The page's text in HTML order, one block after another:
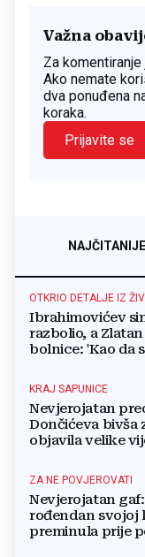
Važna
Za
Ako nemate
dva ponuđena
koraka.
Prijavite se
NAJČITANIJE
OTKRIO DETALJE IZ
Ibrahimovićev
razbolio, a
bolnice: 'Kao da
KRAJ SAPUNICE
Nevjerojatan
Dončićeva bivša
objavila velike
ZA NE POVJEROVATI
Nevjerojatan
rođendan svojoj
preminula prije